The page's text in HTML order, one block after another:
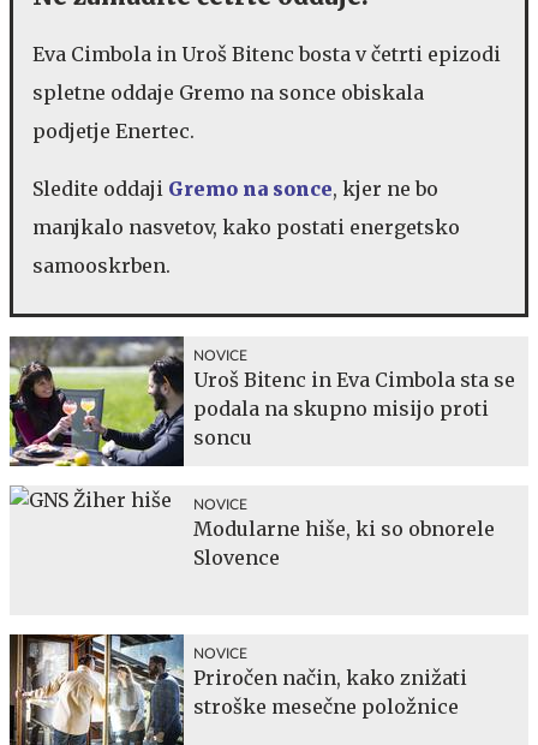
Eva Cimbola in Uroš Bitenc bosta v četrti epizodi
spletne oddaje Gremo na sonce obiskala
podjetje Enertec.
Sledite oddaji Gremo na sonce, kjer ne bo
manjkalo nasvetov, kako postati energetsko
samooskrben.
NOVICE
Uroš Bitenc in Eva Cimbola sta se
podala na skupno misijo proti
soncu
NOVICE
Modularne hiše, ki so obnorele
Slovence
NOVICE
Priročen način, kako znižati
stroške mesečne položnice